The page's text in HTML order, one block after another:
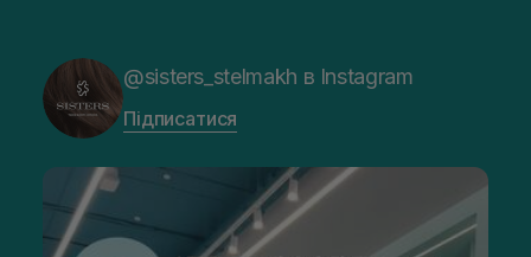
@sisters_stelmakh в Instagram
Підписатися